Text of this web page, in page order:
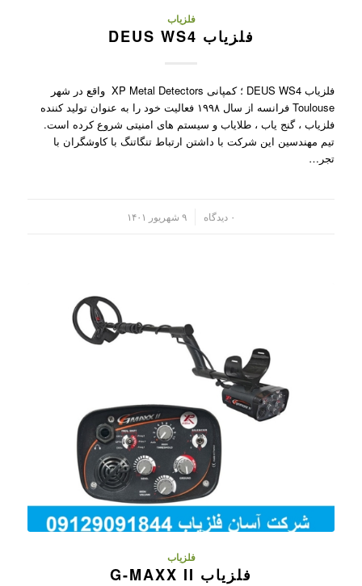
فلزیاب
فلزیاب DEUS WS4
فلزیاب DEUS WS4 ؛ کمپانی XP Metal Detectors واقع در شهر
Toulouse فرانسه از سال ۱۹۹۸ فعالیت خود را به عنوان تولید کننده
فلزیاب ، گنج یاب ، طلایاب و سیستم های امنیتی شروع کرده است.
تیم مهندسین این شرکت با داشتن ارتباط تنگاتنگ با کاوشگران با
تجر…
۰ دیدگاه ۹ شهریور ۱۴۰۱
فلزیاب
فلزیاب G-MAXX II